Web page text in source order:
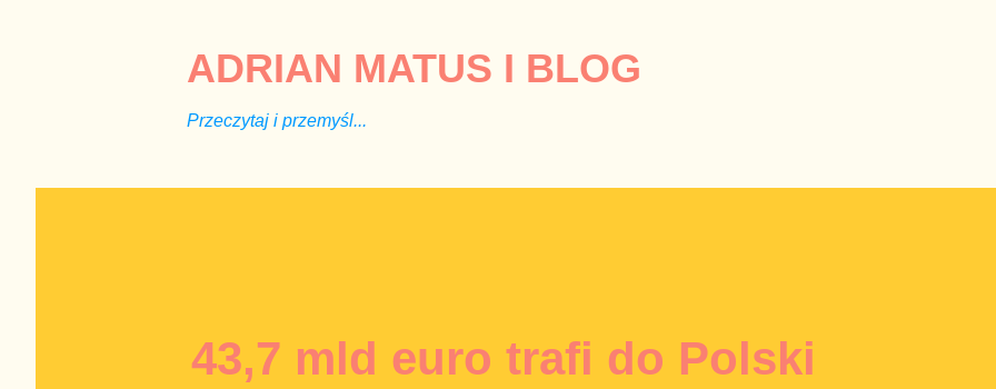
ADRIAN MATUS I BLOG
Przeczytaj i przemyśl...
43,7 mld euro trafi do Polski